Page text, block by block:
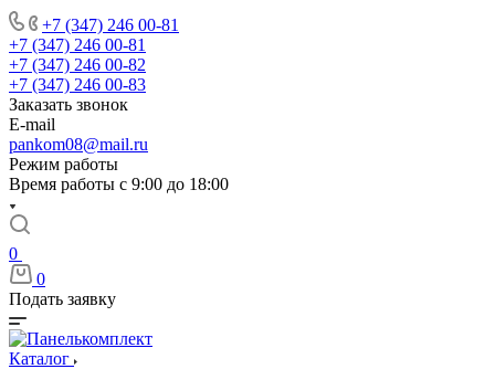
+7 (347) 246 00-81
+7 (347) 246 00-81
+7 (347) 246 00-82
+7 (347) 246 00-83
Заказать звонок
E-mail
pankom08@mail.ru
Режим работы
Время работы с 9:00 до 18:00
0
0
Подать заявку
Каталог